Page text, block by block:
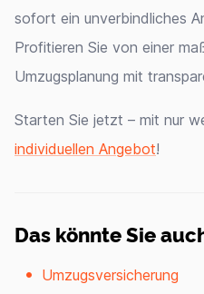
sofort ein unverbindliches
Profitieren Sie von einer
Umzugsplanung mit
Starten Sie jetzt – mit nur
individuellen Angebot!
Das könnte Sie
Umzugsversicherung